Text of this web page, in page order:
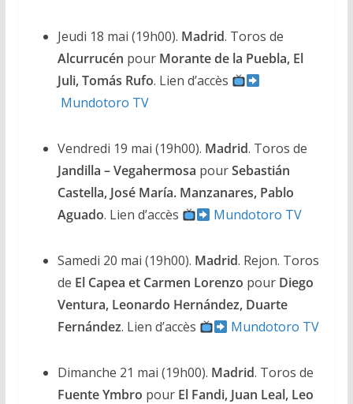
Jeudi 18 mai (19h00). Madrid. Toros de
Alcurrucén pour Morante de la Puebla, El
Juli, Tomás Rufo. Lien d’accès
Mundotoro TV
Vendredi 19 mai (19h00). Madrid. Toros de
Jandilla – Vegahermosa pourSebastián
Castella, José María. Manzanares, Pablo
Aguado. Lien d’accès Mundotoro TV
Samedi 20 mai (19h00). Madrid. Rejon. Toros
de El Capea et Carmen Lorenzo pour Diego
Ventura, Leonardo Hernández, Duarte
Fernández. Lien d’accès Mundotoro TV
Dimanche 21 mai (19h00). Madrid. Toros de
Fuente Ymbro pour El Fandi, Juan Leal, Leo